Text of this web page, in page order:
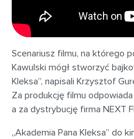
Scenariusz filmu, na którego
Kawulski mógł stworzyć
Kleksa”, napisali Krzysztof
Za produkcję filmu odpowiada
a za dystrybucję firma NEXT
„Akademia Pana Kleksa” do